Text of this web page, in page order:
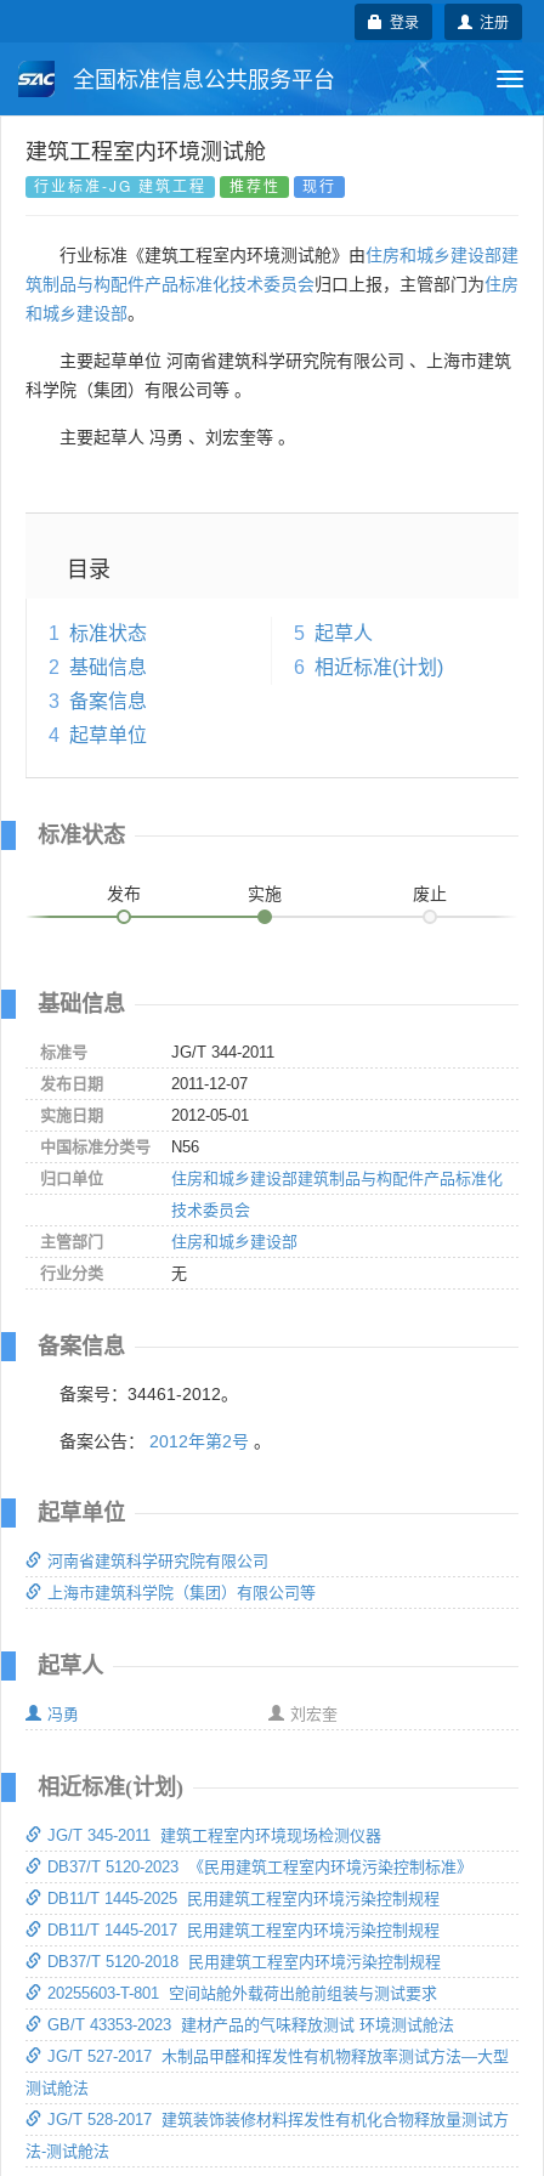
注册
登录
全国标准信息公共服务平台
国家标准 行业标准
国外标准 技术委员会
建筑工程室内环境测试舱
行业标准-JG 建筑工程 推荐性 现行
行业标准《建筑工程室内环境测试舱》由住房和城乡建设部建
筑制品与构配件产品标准化技术委员会归口上报，主管部门为住房
和城乡建设部。
主要起草单位 河南省建筑科学研究院有限公司 、
上海市建筑
科学院（集团）有限公司等 。
主要起草人 冯勇 、 刘宏奎等 。
目录
1 标准状态
2 基础信息
3 备案信息
4 起草单位
5 起草人
6 相近标准(计划)
标准状态
发布 实施 废止
基础信息
标准号
JG/T 344-2011
发布日期
2011-12-07
实施日期
2012-05-01
中国标准分类号
N56
归口单位
住房和城乡建设部建筑制品与构配件产品标准化
技术委员会
主管部门
住房和城乡建设部
行业分类
无
备案信息
备案号：34461-2012。
备案公告： 2012年第2号 。
起草单位
河南省建筑科学研究院有限公司
上海市建筑科学院（集团）有限公司等
起草人
冯勇 刘宏奎
相近标准(计划)
JG/T 345-2011 建筑工程室内环境现场检测仪器
DB37/T 5120-2023 《民用建筑工程室内环境污染控制标准》
DB11/T 1445-2025 民用建筑工程室内环境污染控制规程
DB11/T 1445-2017 民用建筑工程室内环境污染控制规程
DB37/T 5120-2018 民用建筑工程室内环境污染控制规程
20255603-T-801 空间站舱外载荷出舱前组装与测试要求
GB/T 43353-2023 建材产品的气味释放测试 环境测试舱法
JG/T 527-2017 木制品甲醛和挥发性有机物释放率测试方法—大型
测试舱法
JG/T 528-2017 建筑装饰装修材料挥发性有机化合物释放量测试方
法-测试舱法